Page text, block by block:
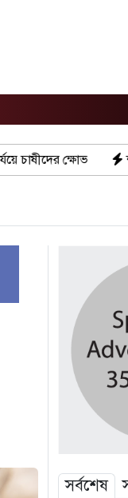
শঙ্কিত জীবন-অনিরাপদ
সর্বশেষ